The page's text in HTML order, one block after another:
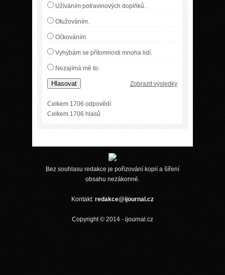
Užíváním potravinových doplňků..
Otužováním.
Očkováním.
Vyhýbám se přítomnosti mnoha lidí.
Nezajímá mě to.
Hlasovat Zobrazit výsledky
Celkem 1706 odpovědí
Celkem 1706 hlasů
Bez souhlasu redakce je pořizování kopií a šíření
obsahu nezákonné.
Kontakt: redakce@ijournal.cz
Copyright © 2014 - ijournal.cz